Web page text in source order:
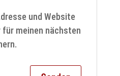
und Website
für meinen nächsten